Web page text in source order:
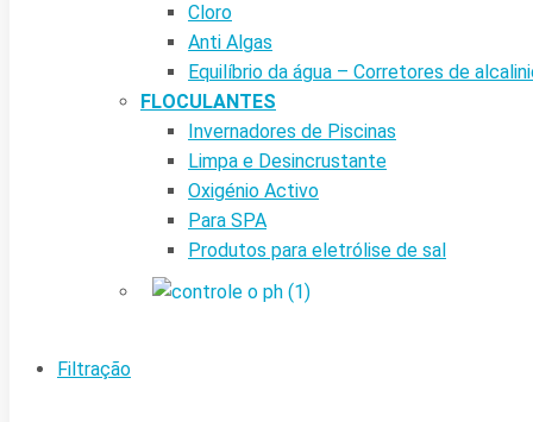
Cloro
Anti Algas
Equilíbrio da água – Corretores de
FLOCULANTES
Invernadores de Piscinas
Limpa e Desincrustante
Oxigénio Activo
Para SPA
Produtos para eletrólise de sal
Filtração